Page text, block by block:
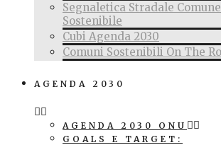
Segnaletica Stradale Comune
Sostenibile
Cubi Agenda 2030
Comuni Sostenibili On The
AGENDA 2030
AGENDA 2030 ONU
GOALS E TARGET: